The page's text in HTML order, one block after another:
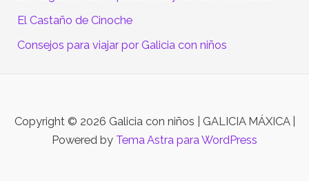
El Castaño de Cinoche
Consejos para viajar por Galicia con niños
Copyright © 2026 Galicia con niños | GALICIA MÁXICA |
Powered by Tema Astra para WordPress